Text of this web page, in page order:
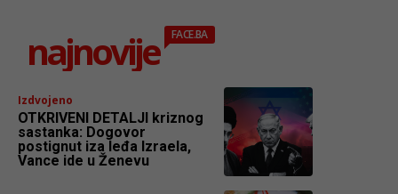
najnovije FACE.BA
Izdvojeno
OTKRIVENI DETALJI kriznog
sastanka: Dogovor
postignut iza leđa Izraela,
Vance ide u Ženevu